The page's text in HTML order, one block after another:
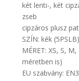
két lenti-, két
zseb
cipzáros plusz
SZÍN: kék
MÉRET: XS, S, M,
méretben is)
EU szabvány: